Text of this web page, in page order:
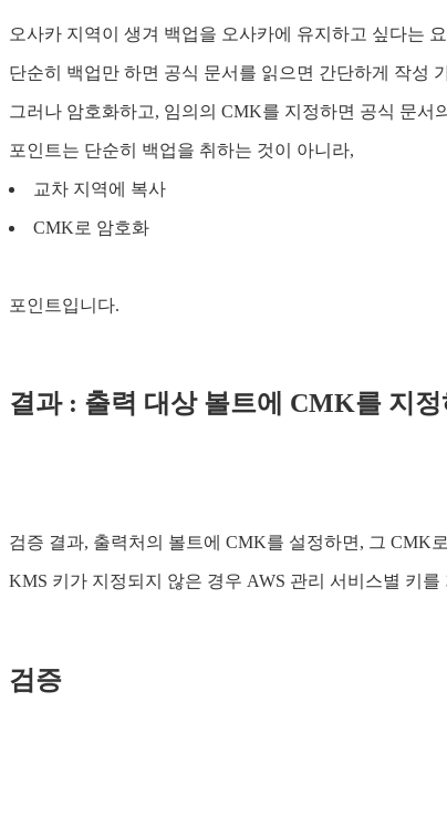
오사카 지역이 생겨 백업을 오사카에 유지하고 싶다는
단순히 백업만 하면 공식 문서를 읽으면 간단하게 작성
그러나 암호화하고, 임의의 CMK를 지정하면 공식 문
포인트는 단순히 백업을 취하는 것이 아니라,
교차 지역에 복사
CMK로 암호화
포인트입니다.
결과 : 출력 대상 볼트에 CMK를 지
검증 결과, 출력처의 볼트에 CMK를 설정하면, 그 CMK
KMS 키가 지정되지 않은 경우 AWS 관리 서비스별 키
검증